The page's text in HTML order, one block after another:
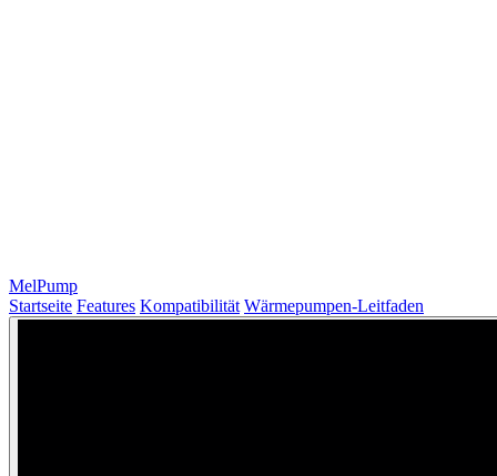
MelPump
Startseite Features Kompatibilität Wärmepumpen-Leitfaden